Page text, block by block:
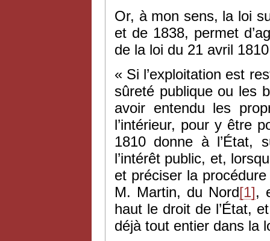
Or, à mon sens, la loi
et de 1838, permet
de la loi du 21 avril
« Si l’exploitation est
sûreté publique ou les
avoir entendu les
l’intérieur, pour y être
1810 donne à l’État,
l’intérêt public, et,
et préciser la
M. Martin, du Nord[1],
haut le droit de l’État,
déjà tout entier dans la